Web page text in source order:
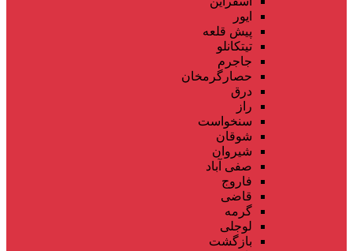
ایور
پیش قلعه
تیتکانلو
جاجرم
حصارگرمخان
درق
راز
سنخواست
شوقان
شیروان
صفی آباد
فاروج
قاضی
گرمه
لوجلی
بازگشت